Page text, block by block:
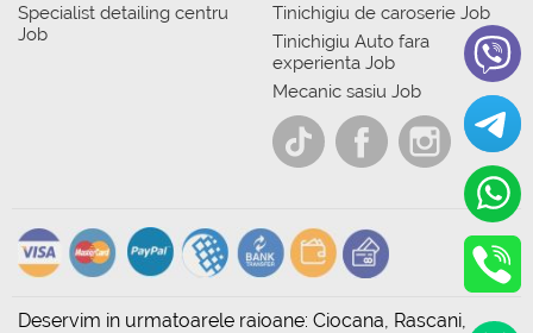
Specialist detailing centru
Job
Tinichigiu de caroserie Job
Tinichigiu Auto fara
experienta Job
Mecanic sasiu Job
Deservim in urmatoarele raioane: Ciocana, Rascani,